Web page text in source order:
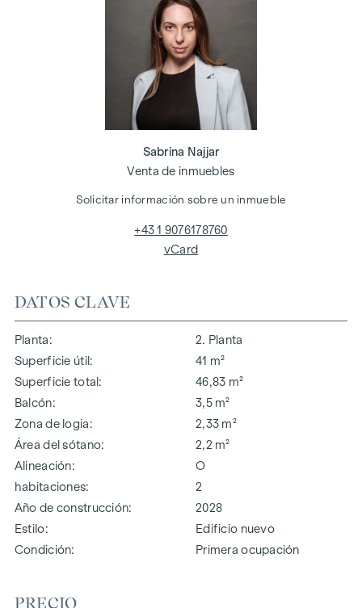
DATOS CLAVE
Planta
2. Planta
Superficie útil
41 m²
Superficie total
46,83 m²
Balcón
3,5 m²
Zona de logia
2,33 m²
Área del sótano
2,2 m²
Alineación
O
habitaciones
2
Año de construcción
2028
Estilo
Edificio nuevo
Condición
Primera ocupación
PRECIO
Sabrina Najjar
Venta de inmuebles
Solicitar información sobre un inmueble
+43 1 9076178760
vCard